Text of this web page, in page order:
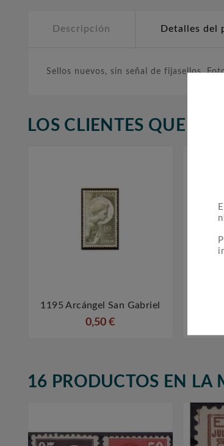
Descripción Detalles del
Sellos nuevos, sin señal de fijasellos.
LOS CLIENTES QUE

1195 Arcángel San Gabriel
0,50 €
16 PRODUCTOS EN LA